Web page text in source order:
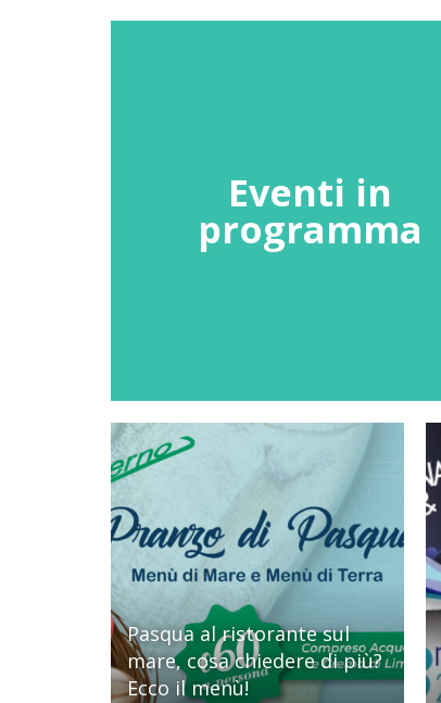
Eventi in
programma
Pasqua al ristorante sul
mare, cosa chiedere di più?
Ecco il menù!